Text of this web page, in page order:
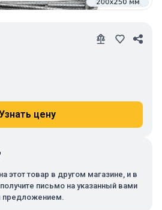
цену
этот товар в другом магазине, и в
письмо на указанный вами
предложением.